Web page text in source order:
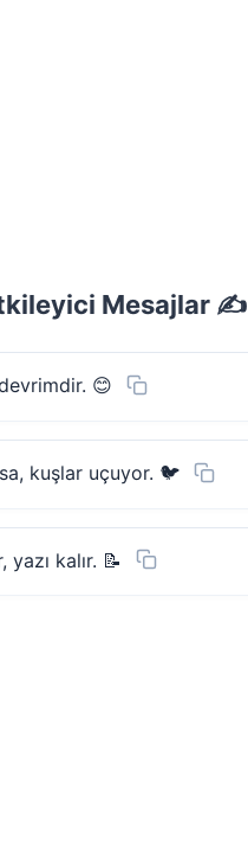
Mesajlar ✍️
😊
kuşlar uçuyor. 🐦
yazı kalır. 📝